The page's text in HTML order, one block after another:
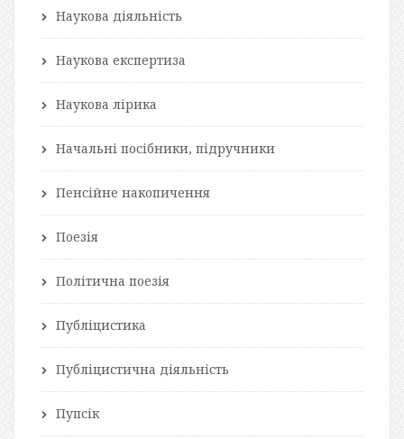
Наукова діяльність
Наукова експертиза
Наукова лірика
Начальні посібники, підручники
Пенсійне накопичення
Поезія
Політична поезія
Публіцистика
Публіцистична діяльність
Пупсік